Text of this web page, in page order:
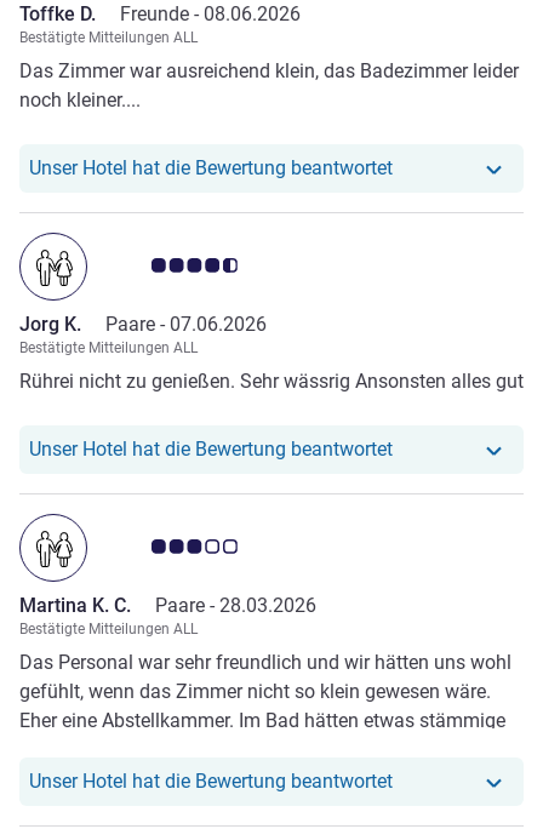
Toffke D. Freunde - 08.06.2026
Bestätigte Mitteilungen ALL
Das Zimmer war ausreichend klein, das Badezimmer leider
noch kleiner....
Unser Hotel hat die Bewertung beantwortetUnser Hotel hat
Note Kundenmeinungen 4.5/5
Jorg K. Paare - 07.06.2026
Bestätigte Mitteilungen ALL
Rührei nicht zu genießen. Sehr wässrig Ansonsten alles gut
Unser Hotel hat die Bewertung beantwortetUnser Hotel hat
Note Kundenmeinungen 3.0/5
Martina K. C. Paare - 28.03.2026
Bestätigte Mitteilungen ALL
Das Personal war sehr freundlich und wir hätten uns wohl
gefühlt, wenn das Zimmer nicht so klein gewesen wäre.
Eher eine Abstellkammer. Im Bad hätten etwas stämmige
Dusche gepasst. Deswegen eine nicht so gute Bewertung.
Unser Hotel hat die Bewertung beantwortetUnser Hotel hat